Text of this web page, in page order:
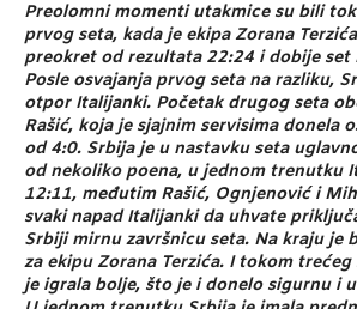
Preolomni momenti utakmice su bili
prvog seta, kada je ekipa Zorana
preokret od rezultata 22:24 i dobije
Posle osvajanja prvog seta na razliku,
otpor Italijanki. Početak drugog seta
Rašić, koja je sjajnim servisima donela
od 4:0. Srbija je u nastavku seta
od nekoliko poena, u jednom trenutku
12:11, međutim Rašić, Ognjenović i
svaki napad Italijanki da uhvate
Srbiji mirnu završnicu seta. Na kraju je
za ekipu Zorana Terzića. I tokom trećeg
je igrala bolje, što je i donelo sigurnu i